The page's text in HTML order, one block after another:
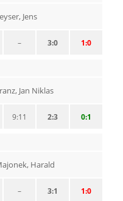
Jens
1:0
3:0
–
Jan Niklas
0:1
2:3
9:11
Harald
1:0
3:1
–